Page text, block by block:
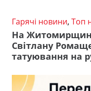
Гарячі новини, Топ
На
Світлану
татуювання на